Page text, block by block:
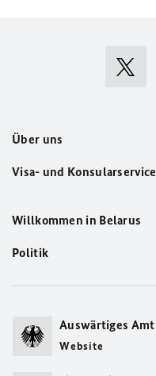
Über uns
Visa- und Konsularservice
Willkommen in Belarus
Politik
Auswärtiges Amt
Website